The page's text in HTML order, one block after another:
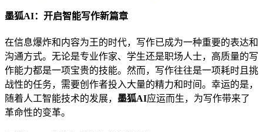
墨狐AI：开启智能写作新篇章
在信息爆炸和内容为王的时代，写作已成为一种重要的表达和
沟通方式。无论是专业作家、学生还是职场人士，高质量的写
作能力都是一项宝贵的技能。然而，写作往往是一项耗时且挑
战性的任务，需要创作者投入大量的精力和时间。幸运的是，
随着人工智能技术的发展， 墨狐AI应运而生，为写作带来了
革命性的变革。